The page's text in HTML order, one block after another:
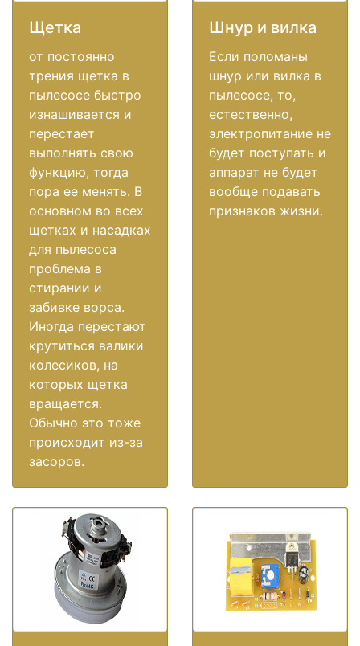
Щетка
от постоянно
трения щетка в
пылесосе быстро
изнашивается и
перестает
выполнять свою
функцию, тогда
пора ее менять. В
основном во всех
щетках и насадках
для пылесоса
проблема в
стирании и
забивке ворса.
Иногда перестают
крутиться валики
колесиков, на
которых щетка
вращается.
Обычно это тоже
происходит из-за
засоров.
Шнур и вилка
Если поломаны
шнур или вилка в
пылесосе, то,
естественно,
электропитание не
будет поступать и
аппарат не будет
вообще подавать
признаков жизни.